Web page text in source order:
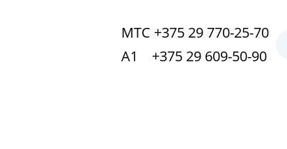
МТС +375 29 770-25-70
А1 +375 29 609-50-90